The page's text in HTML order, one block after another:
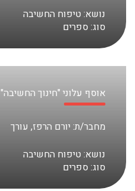
נושא:טיפוח החשיבה
סוג:ספרים
אוסף עלוני "חינוך החשיבה" 1998
מחבר/ת: יורם הרפז, עורך
נושא:טיפוח החשיבה
סוג:ספרים